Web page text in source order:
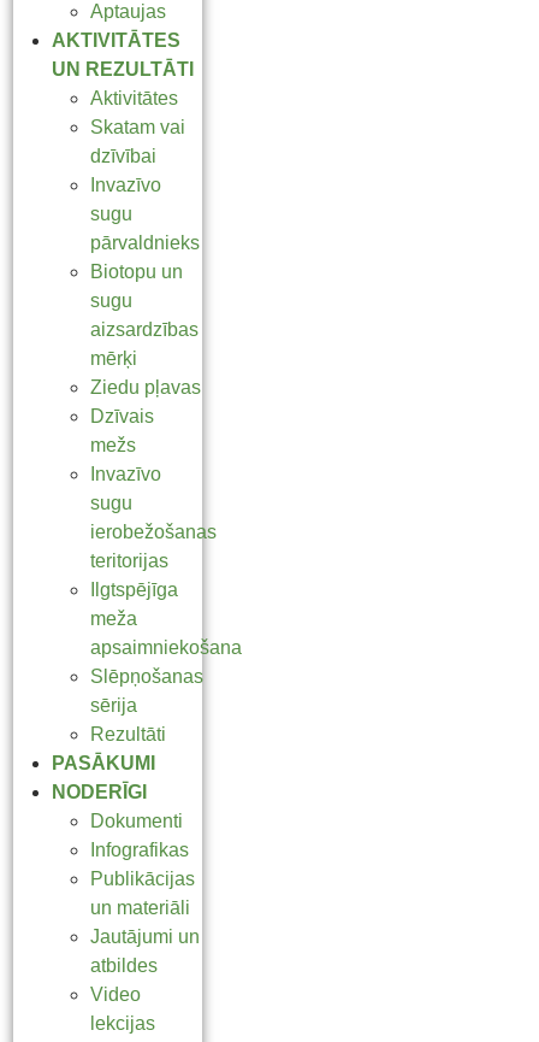
Aptaujas
AKTIVITĀTES
UN REZULTĀTI
Aktivitātes
Skatam vai
dzīvībai
Invazīvo
sugu
pārvaldnieks
Biotopu un
sugu
aizsardzības
mērķi
Ziedu pļavas
Dzīvais
mežs
Invazīvo
sugu
ierobežošanas
teritorijas
Ilgtspējīga
meža
apsaimniekošana
Slēpņošanas
sērija
Rezultāti
PASĀKUMI
NODERĪGI
Dokumenti
Infografikas
Publikācijas
un materiāli
Jautājumi un
atbildes
Video
lekcijas